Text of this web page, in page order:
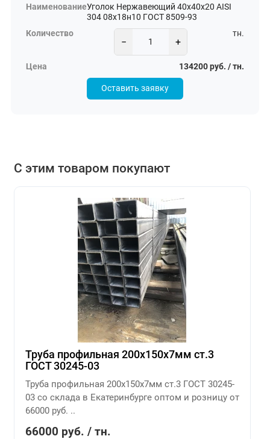
Уголок Нержавеющий 40х40х20 AISI
304 08х18н10 ГОСТ 8509-93
− +
тн.
134200 руб. / тн.
Оставить заявку
С этим товаром покупают
Труба профильная 200х150х7мм ст.3
ГОСТ 30245-03
Труба профильная 200х150х7мм ст.3 ГОСТ 30245-
03 со склада в Екатеринбурге оптом и розницу от
66000 руб. ..
66000 руб. / тн.